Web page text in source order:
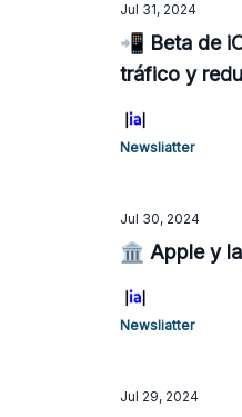
Jul 31, 2024
📲 Beta de
tráfico y
Newsliatter
Jul 30, 2024
🏛️ Apple y la
Newsliatter
Jul 29, 2024